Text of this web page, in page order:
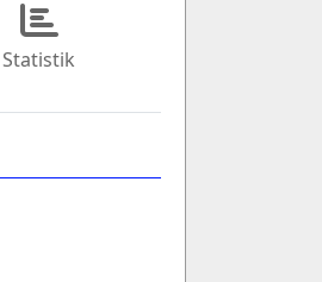
Statistik